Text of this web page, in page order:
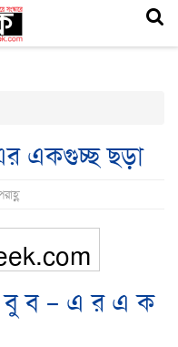
একগুচ্ছ ছড়া
বু ব – এ র এ ক